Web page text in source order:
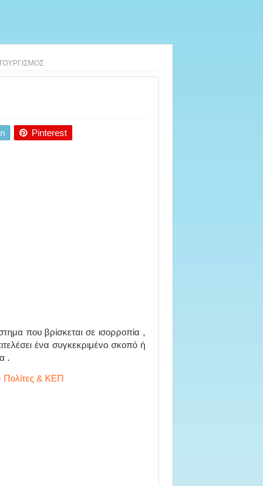
Pinterest
που βρίσκεται σε ισορροπία ,
ένα συγκεκριμένο σκοπό ή
.
Πολίτες & ΚΕΠ